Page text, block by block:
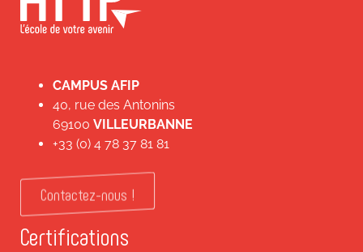
CAMPUS AFIP
40, rue des Antonins
69100 VILLEURBANNE
+33 (0) 4 78 37 81 81
Contactez-nous !
Certifications